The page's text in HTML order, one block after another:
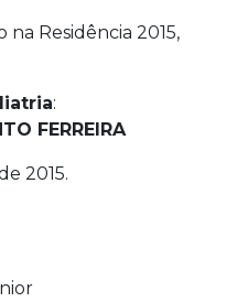
Residência 2015,
:
FERREIRA
2015.